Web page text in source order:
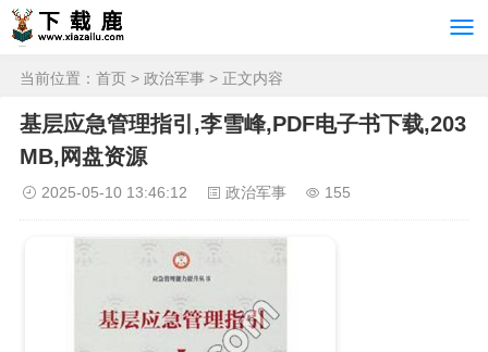
当前位置： 首页 > 政治军事 > 正文内容
基层应急管理指引,李雪峰,PDF电子书下载,203
MB,网盘资源
2025-05-10 13:46:12 政治军事 155